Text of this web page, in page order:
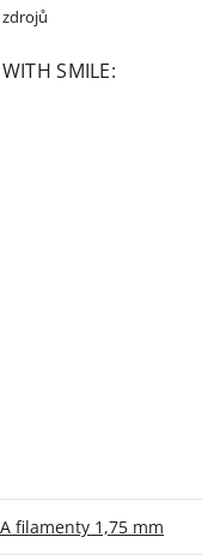
SMILE:
filamenty 1,75 mm